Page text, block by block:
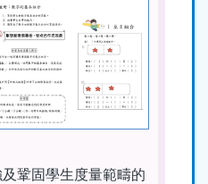
鞏固學生度量範疇的